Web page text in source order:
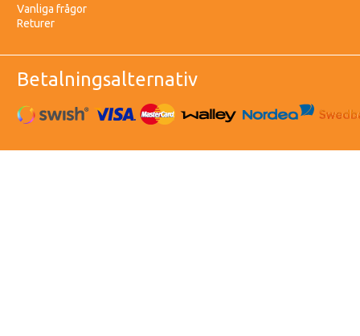
Vanliga frågor
Returer
Betalningsalternativ